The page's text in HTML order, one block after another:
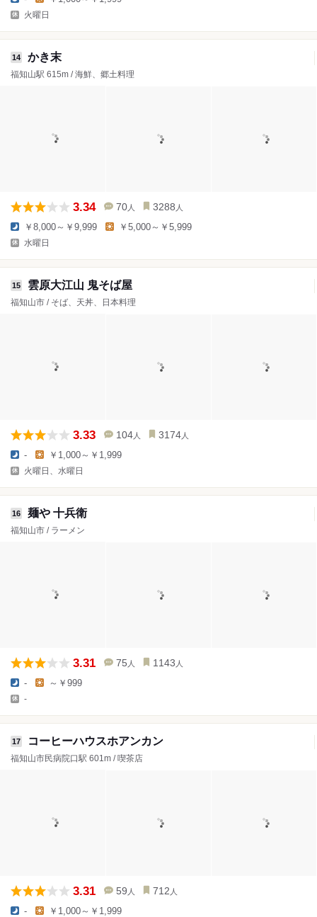
火曜日
14 かき末
福知山駅 615m / 海鮮、郷土料理
3.34 70 人 3288 人
￥8,000～￥9,999 ￥5,000～￥5,999
水曜日
15 雲原大江山 鬼そば屋
福知山市 / そば、天丼、日本料理
3.33 104 人 3174 人
- ￥1,000～￥1,999
火曜日、水曜日
16 麺や 十兵衛
福知山市 / ラーメン
3.31 75 人 1143 人
- ～￥999
-
17 コーヒーハウスホアンカン
福知山市民病院口駅 601m / 喫茶店
3.31 59 人 712 人
- ￥1,000～￥1,999